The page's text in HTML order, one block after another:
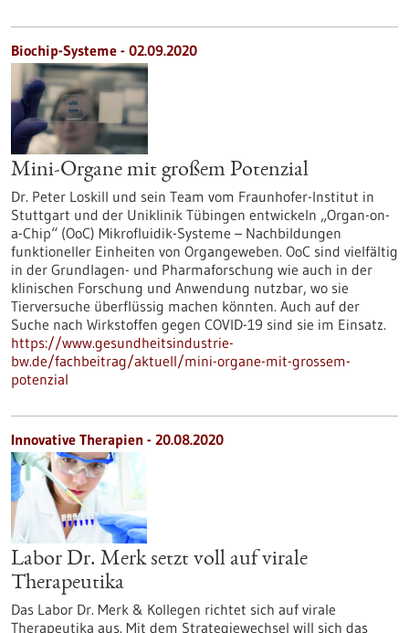
Biochip-Systeme - 02.09.2020
Mini-Organe mit großem Potenzial
Dr. Peter Loskill und sein Team vom Fraunhofer-Institut in
Stuttgart und der Uniklinik Tübingen entwickeln „Organ-on-
a-Chip“ (OoC) Mikrofluidik-Systeme – Nachbildungen
funktioneller Einheiten von Organgeweben. OoC sind vielfältig
in der Grundlagen- und Pharmaforschung wie auch in der
klinischen Forschung und Anwendung nutzbar, wo sie
Tierversuche überflüssig machen könnten. Auch auf der
Suche nach Wirkstoffen gegen COVID-19 sind sie im Einsatz.
https://www.gesundheitsindustrie-
bw.de/fachbeitrag/aktuell/mini-organe-mit-grossem-
potenzial
Innovative Therapien - 20.08.2020
Labor Dr. Merk setzt voll auf virale
Therapeutika
Das Labor Dr. Merk & Kollegen richtet sich auf virale
Therapeutika aus. Mit dem Strategiewechsel will sich das